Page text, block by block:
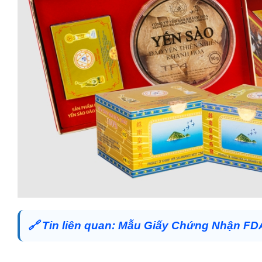
🔗Tin liên quan: Mẫu Giấy Chứng Nhận